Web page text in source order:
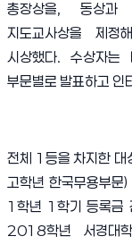
총장상을, 동상과
지도교사상을 제정
시상했다.수상자는
부문별로 발표하고 인
전체 1 등을 차지한 대
고학년 한국무용부문)
1 학년 1 학기 등록금
2018학년 서경대